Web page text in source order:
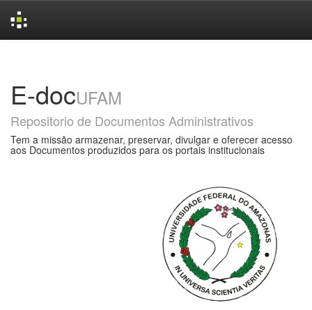
E-docUFAM
Repositorio de Documentos Administrativos
Tem a missão armazenar, preservar, divulgar e oferecer acesso
aos Documentos produzidos para os portais institucionais